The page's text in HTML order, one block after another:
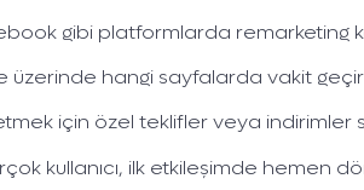
gibi platformlarda remarketing
üzerinde hangi sayfalarda vakit
etmek için özel teklifler veya indirimler
kullanıcı, ilk etkileşimde hemen